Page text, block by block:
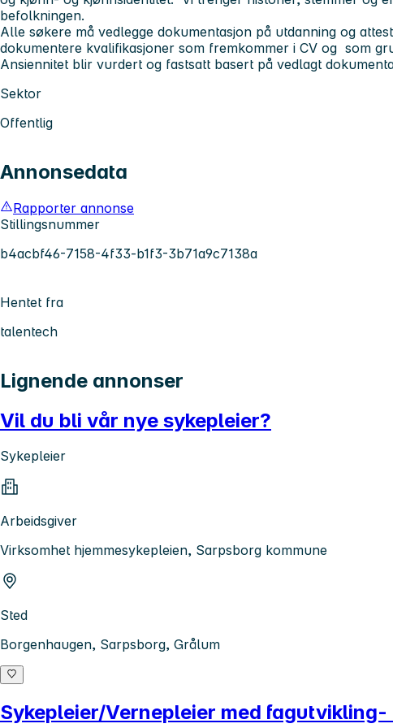
befolkningen.
Alle søkere må vedlegge dokumentasjon på utdanning og
dokumentere kvalifikasjoner som fremkommer i CV og som
Ansiennitet blir vurdert og fastsatt basert på vedlagt
Sektor
Offentlig
Annonsedata
Rapporter annonse
Stillingsnummer
b4acbf46-7158-4f33-b1f3-3b71a9c7138a
Hentet fra
talentech
Lignende annonser
Vil du bli vår nye sykepleier?
Sykepleier
Arbeidsgiver
Virksomhet hjemmesykepleien, Sarpsborg kommune
Sted
Borgenhaugen, Sarpsborg, Grålum
Sykepleier/Vernepleier med